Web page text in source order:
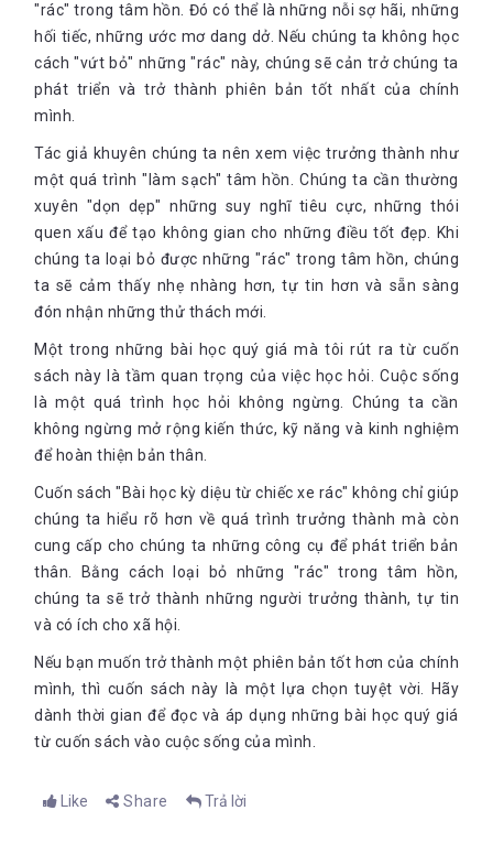
"rác" trong tâm hồn. Đó có thể là những nỗi sợ hãi, những
hối tiếc, những ước mơ dang dở. Nếu chúng ta không học
cách "vứt bỏ" những "rác" này, chúng sẽ cản trở chúng ta
phát triển và trở thành phiên bản tốt nhất của chính
mình.
Tác giả khuyên chúng ta nên xem việc trưởng thành như
một quá trình "làm sạch" tâm hồn. Chúng ta cần thường
xuyên "dọn dẹp" những suy nghĩ tiêu cực, những thói
quen xấu để tạo không gian cho những điều tốt đẹp. Khi
chúng ta loại bỏ được những "rác" trong tâm hồn, chúng
ta sẽ cảm thấy nhẹ nhàng hơn, tự tin hơn và sẵn sàng
đón nhận những thử thách mới.
Một trong những bài học quý giá mà tôi rút ra từ cuốn
sách này là tầm quan trọng của việc học hỏi. Cuộc sống
là một quá trình học hỏi không ngừng. Chúng ta cần
không ngừng mở rộng kiến thức, kỹ năng và kinh nghiệm
để hoàn thiện bản thân.
Cuốn sách "Bài học kỳ diệu từ chiếc xe rác" không chỉ giúp
chúng ta hiểu rõ hơn về quá trình trưởng thành mà còn
cung cấp cho chúng ta những công cụ để phát triển bản
thân. Bằng cách loại bỏ những "rác" trong tâm hồn,
chúng ta sẽ trở thành những người trưởng thành, tự tin
và có ích cho xã hội.
Nếu bạn muốn trở thành một phiên bản tốt hơn của chính
mình, thì cuốn sách này là một lựa chọn tuyệt vời. Hãy
dành thời gian để đọc và áp dụng những bài học quý giá
từ cuốn sách vào cuộc sống của mình.
Like Share Trả lời